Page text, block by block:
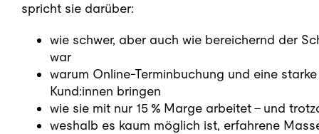
spricht sie darüber:
wie schwer, aber auch wie bereichernd der
war
warum Online-Terminbuchung und eine
Kund:innen bringen
wie sie mit nur 15 % Marge arbeitet – und
weshalb es kaum möglich ist, erfahrene